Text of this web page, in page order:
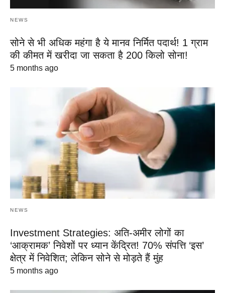
NEWS
सोने से भी अधिक महंगा है ये मानव निर्मित पदार्थ! 1 ग्राम
की कीमत में खरीदा जा सकता है 200 किलो सोना!
5 months ago
NEWS
Investment Strategies: अति-अमीर लोगों का
‘आक्रामक’ निवेशों पर ध्यान केंद्रित! 70% संपत्ति ‘इस’
क्षेत्र में निवेशित; लेकिन सोने से मोड़ते हैं मुंह
5 months ago